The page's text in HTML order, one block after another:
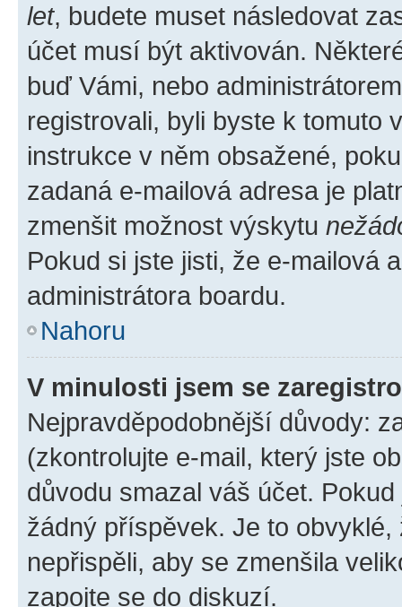
let, budete muset následovat
účet musí být aktivován.
buď Vámi, nebo
registrovali, byli byste k tomuto
instrukce v něm obsažené,
zadaná e-mailová adresa je
zmenšit možnost výskytu
Pokud si jste jisti, že e-mailová
administrátora boardu.
Nahoru
V minulosti jsem se
Nejpravděpodobnější důvody:
(zkontrolujte e-mail, který jste
důvodu smazal váš účet.
žádný příspěvek. Je to
nepřispěli, aby se zmenšila
zapojte se do diskuzí.